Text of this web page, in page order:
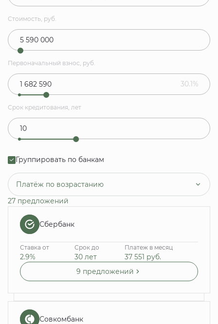
Стоимость, руб.
Первоначальный взнос, руб.
30.1%
Срок кредитования, лет
Группировать по банкам
Платёж по возрастанию
27 предложений
Сбербанк
Ставка от
2.9%
Срок до
30 лет
Платеж в месяц
37 551 руб.
9 предложений
Совкомбанк